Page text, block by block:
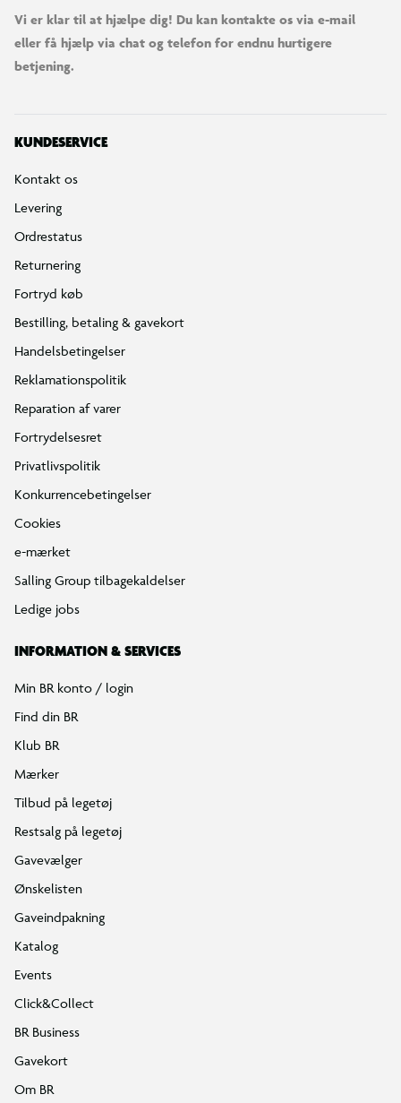
Vi er klar til at hjælpe dig! Du kan kontakte os via e-mail
eller få hjælp via chat og telefon for endnu hurtigere
betjening.
KUNDESERVICE
Kontakt os
Levering
Ordrestatus
Returnering
Fortryd køb
Bestilling, betaling & gavekort
Handelsbetingelser
Reklamationspolitik
Reparation af varer
Fortrydelsesret
Privatlivspolitik
Konkurrencebetingelser
Cookies
e-mærket
Salling Group tilbagekaldelser
Ledige jobs
INFORMATION & SERVICES
Min BR konto / login
Find din BR
Klub BR
Mærker
Tilbud på legetøj
Restsalg på legetøj
Gavevælger
Ønskelisten
Gaveindpakning
Katalog
Events
Click&Collect
BR Business
Gavekort
Om BR